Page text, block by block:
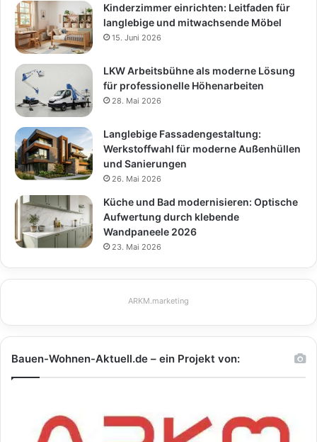
Kinderzimmer einrichten: Leitfaden für
langlebige und mitwachsende Möbel
15. Juni 2026
LKW Arbeitsbühne als moderne Lösung
für professionelle Höhenarbeiten
28. Mai 2026
Langlebige Fassadengestaltung:
Werkstoffwahl für moderne Außenhüllen
und Sanierungen
26. Mai 2026
Küche und Bad modernisieren: Optische
Aufwertung durch klebende
Wandpaneele 2026
23. Mai 2026
ARKM.marketing
Bauen-Wohnen-Aktuell.de – ein Projekt von: